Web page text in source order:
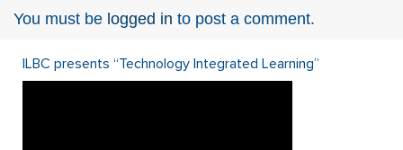
You must be logged in to post a comment.
ILBC presents “Technology Integrated Learning”